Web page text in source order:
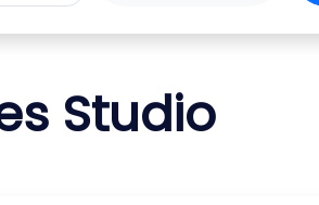
Studio